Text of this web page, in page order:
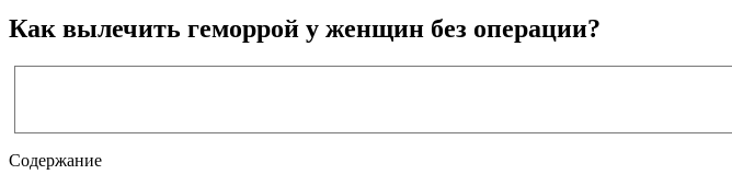
Как вылечить геморрой у женщин без операции?
Содержание